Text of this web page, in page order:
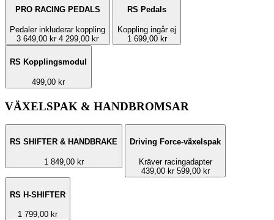
PRO RACING PEDALS
Pedaler inkluderar koppling
3 649,00 kr 4 299,00 kr
RS Pedals
Koppling ingår ej
1 699,00 kr
RS Kopplingsmodul
499,00 kr
VÄXELSPAK & HANDBROMSAR
RS SHIFTER & HANDBRAKE
1 849,00 kr
Driving Force-växelspak
Kräver racingadapter
439,00 kr 599,00 kr
RS H-SHIFTER
1 799,00 kr